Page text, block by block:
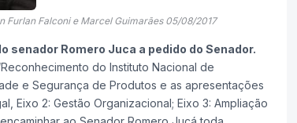
Furlan Falconi e Marcel Guimarães 05/08/2017
senador Romero Juca a pedido do Senador.
do Instituto Nacional de
e Segurança de Produtos e as apresentações
Eixo 2: Gestão Organizacional; Eixo 3: Ampliação